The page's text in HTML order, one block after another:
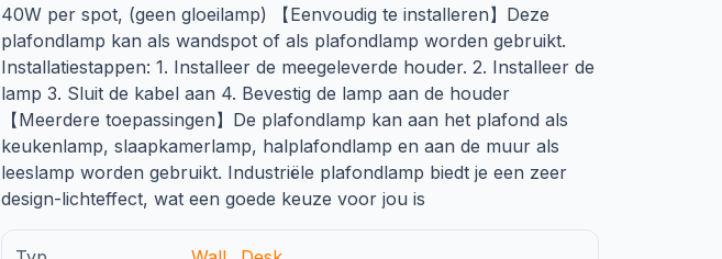
40W per spot, (geen gloeilamp) 【Eenvoudig te installeren】Deze
plafondlamp kan als wandspot of als plafondlamp worden gebruikt.
Installatiestappen: 1. Installeer de meegeleverde houder. 2. Installeer de
lamp 3. Sluit de kabel aan 4. Bevestig de lamp aan de houder
【Meerdere toepassingen】De plafondlamp kan aan het plafond als
keukenlamp, slaapkamerlamp, halplafondlamp en aan de muur als
leeslamp worden gebruikt. Industriële plafondlamp biedt je een zeer
design-lichteffect, wat een goede keuze voor jou is